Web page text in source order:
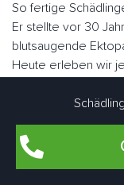
So fertige
Er stellte vor 30
blutsaugende
Heute erleben wir
Die Familie der
sehr gut angepasst.
Er hat seine Flügel
geführt hat, dass er